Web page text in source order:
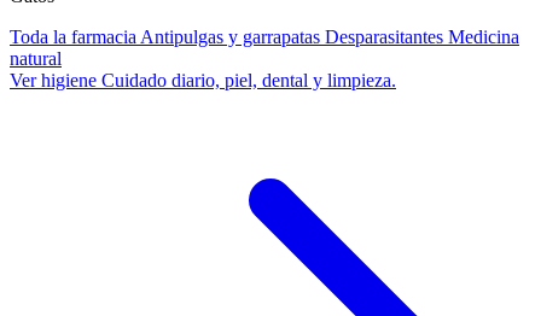
Toda la farmacia Antipulgas y garrapatas Desparasitantes Medicina
natural
Ver higiene Cuidado diario, piel, dental y limpieza.